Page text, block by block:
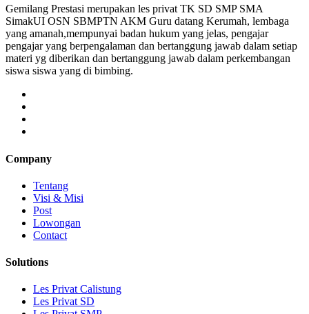
Gemilang Prestasi merupakan les privat TK SD SMP SMA
SimakUI OSN SBMPTN AKM Guru datang Kerumah, lembaga
yang amanah,mempunyai badan hukum yang jelas, pengajar
pengajar yang berpengalaman dan bertanggung jawab dalam setiap
materi yg diberikan dan bertanggung jawab dalam perkembangan
siswa siswa yang di bimbing.
Company
Tentang
Visi & Misi
Post
Lowongan
Contact
Solutions
Les Privat Calistung
Les Privat SD